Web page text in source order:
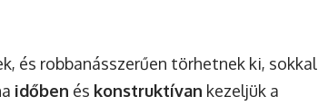
és robbanásszerűen törhetnek ki, sokkal
időben és konstruktívan kezeljük a